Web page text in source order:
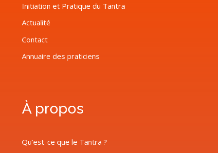
Initiation et Pratique du Tantra
Actualité
Contact
Annuaire des praticiens
À propos
Qu’est-ce que le Tantra ?